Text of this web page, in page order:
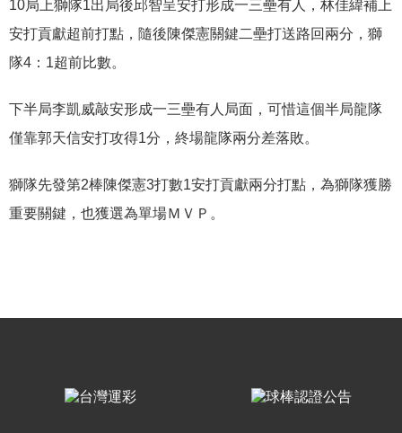
10局上獅隊1出局後邱智呈安打形成一三壘有人，林佳緯補上
安打貢獻超前打點，隨後陳傑憲關鍵二壘打送路回兩分，獅
隊4 ： 1超前比數。
下半局李凱威敲安形成一三壘有人局面，可惜這個半局龍隊
僅靠郭天信安打攻得1分，終場龍隊兩分差落敗。
獅隊先發第2棒陳傑憲3打數1安打貢獻兩分打點，為獅隊獲勝
重要關鍵，也獲選為單場ＭＶＰ。